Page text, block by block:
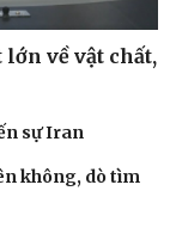
về vật chất,
sự Iran
không, dò tìm